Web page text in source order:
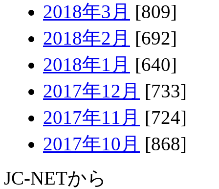
2018年3月 [809]
2018年2月 [692]
2018年1月 [640]
2017年12月 [733]
2017年11月 [724]
2017年10月 [868]
JC-NETから